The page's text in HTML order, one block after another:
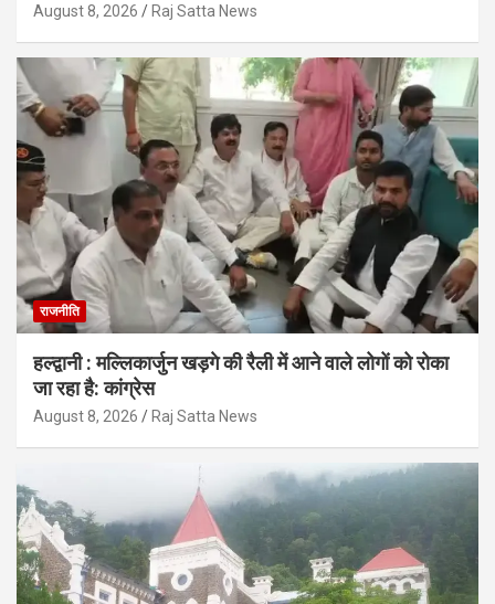
August 8, 2026 Raj Satta News
राजनीति
हल्द्वानी : मल्लिकार्जुन खड़गे की रैली में आने वाले लोगों को रोका
जा रहा है: कांग्रेस
August 8, 2026 Raj Satta News